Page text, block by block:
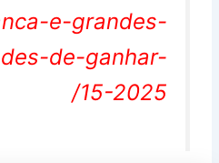
e-grandes-
de-ganhar-
15-2025/